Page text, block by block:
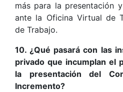
más para la presentación
ante la Oficina Virtual de
de Trabajo.
10. ¿Qué pasará con las
privado que incumplan el
la presentación del
Incremento?